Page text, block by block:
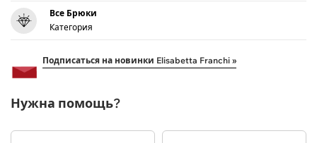
Все Брюки
Категория
Подписаться на новинки Elisabetta Franchi »
Нужна помощь?